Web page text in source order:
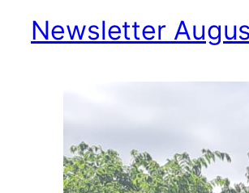
Newsletter